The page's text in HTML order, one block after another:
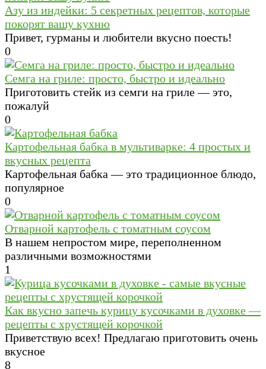
Азу из индейки: 5 секретных рецептов, которые
покорят вашу кухню
Привет, гурманы и любители вкусно поесть!
0
Семга на гриле: просто, быстро и идеально
Приготовить стейк из семги на гриле — это,
пожалуй
0
Картофельная бабка в мультиварке: 4 простых и
вкусных рецепта
Картофельная бабка — это традиционное блюдо,
популярное
0
Отварной картофель с томатным соусом
В нашем непростом мире, переполненном
различными возможностями
1
Как вкусно запечь курицу кусочками в духовке —
рецепты с хрустящей корочкой
Приветствую всех! Предлагаю приготовить очень
вкусное
8